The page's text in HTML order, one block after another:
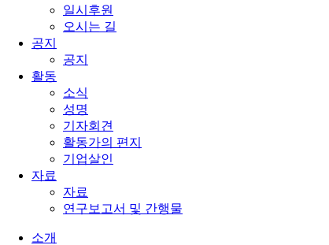
일시후원
오시는 길
공지
공지
활동
소식
성명
기자회견
활동가의 편지
기업살인
자료
자료
연구보고서 및 간행물
소개